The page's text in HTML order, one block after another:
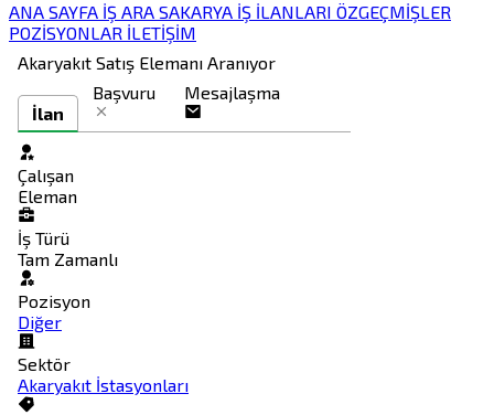
ANA SAYFA İŞ ARA SAKARYA İŞ İLANLARI ÖZGEÇMİŞLER
POZİSYONLAR İLETİŞİM
Akaryakıt Satış Elemanı Aranıyor
İlan
Başvuru Mesajlaşma
Çalışan
Eleman
İş Türü
Tam Zamanlı
Pozisyon
Diğer
Sektör
Akaryakıt İstasyonları